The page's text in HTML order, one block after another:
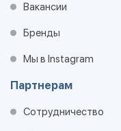
Вакансии
Бренды
Мы в Instagram
Партнерам
Сотрудничество